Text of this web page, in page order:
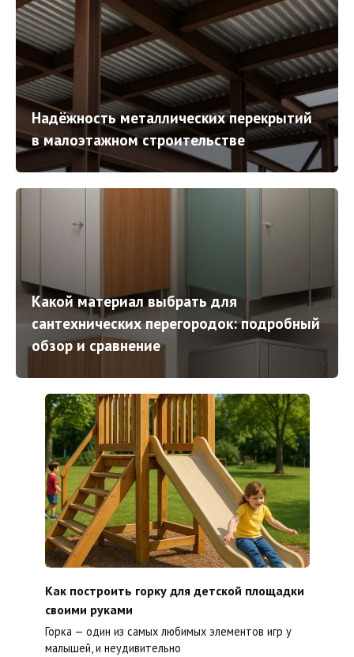
Надёжность металлических перекрытий
в малоэтажном строительстве
Какой материал выбрать для
сантехнических перегородок: подробный
обзор и сравнение
Как построить горку для детской площадки
своими руками
Горка — один из самых любимых элементов игр у
малышей, и неудивительно